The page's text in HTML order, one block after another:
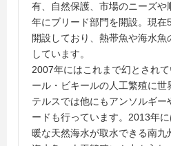
有、自然保護、市場のニーズ
年にブリード部門を開設。現在
開設しており、熱帯魚や海水
しています。
2007年にはこれまで幻とされ
ール・ビキールの人工繁殖に
テルスでは他にもアンソルギー
ードも行っています。2013年
暖な天然海水が取水できる南九